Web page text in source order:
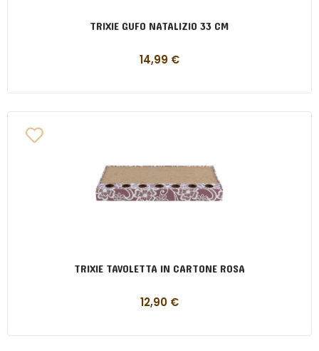
TRIXIE GUFO NATALIZIO 33 CM
14,99 €
TRIXIE TAVOLETTA IN CARTONE ROSA
12,90 €